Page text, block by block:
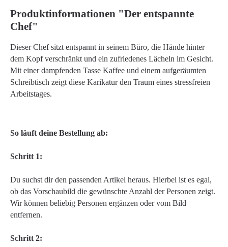
Produktinformationen "Der entspannte
Chef"
Dieser Chef sitzt entspannt in seinem Büro, die Hände hinter
dem Kopf verschränkt und ein zufriedenes Lächeln im Gesicht.
Mit einer dampfenden Tasse Kaffee und einem aufgeräumten
Schreibtisch zeigt diese Karikatur den Traum eines stressfreien
Arbeitstages.
So läuft deine Bestellung ab:
Schritt 1:
Du suchst dir den passenden Artikel heraus. Hierbei ist es egal,
ob das Vorschaubild die gewünschte Anzahl der Personen zeigt.
Wir können beliebig Personen ergänzen oder vom Bild
entfernen.
Schritt 2: